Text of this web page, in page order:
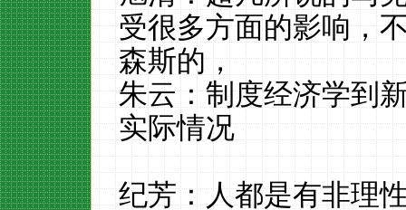
受很多方面的影响，
森斯的，
朱云：制度经济学到
实际情况
纪芳：人都是有非理